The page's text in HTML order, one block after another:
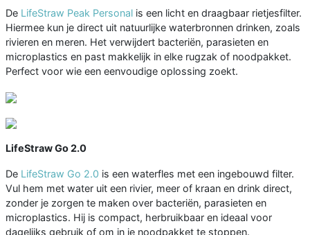
De LifeStraw Peak Personal is een licht en draagbaar rietjesfilter.
Hiermee kun je direct uit natuurlijke waterbronnen drinken, zoals
rivieren en meren. Het verwijdert bacteriën, parasieten en
microplastics en past makkelijk in elke rugzak of noodpakket.
Perfect voor wie een eenvoudige oplossing zoekt.
LifeStraw Go 2.0
De LifeStraw Go 2.0 is een waterfles met een ingebouwd filter.
Vul hem met water uit een rivier, meer of kraan en drink direct,
zonder je zorgen te maken over bacteriën, parasieten en
microplastics. Hij is compact, herbruikbaar en ideaal voor
dagelijks gebruik of om in je noodpakket te stoppen.